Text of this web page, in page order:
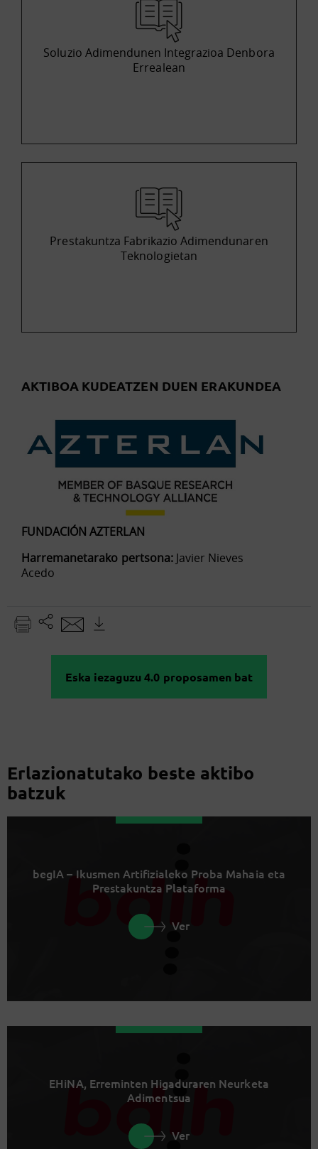
Soluzio Adimendunen Integrazioa Denbora
Errealean
Prestakuntza Fabrikazio Adimendunaren
Teknologietan
AKTIBOA KUDEATZEN DUEN ERAKUNDEA
FUNDACIÓN AZTERLAN
Harremanetarako pertsona:Javier Nieves
Acedo
Eska iezaguzu 4.0 proposamen bat
Erlazionatutako beste aktibo
batzuk
begIA – Ikusmen Artifizialeko Proba Mahaia eta
Prestakuntza Plataforma
Ver
EHiNA, Erreminten Higaduraren Neurketa
Adimentsua
Ver